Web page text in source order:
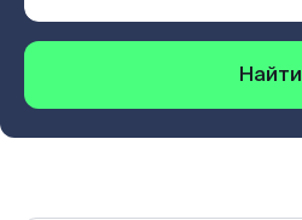
Найти